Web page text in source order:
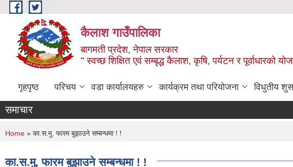
Skip to main content
कैलाश गाउँपालिका
बागमती प्रदेश, नेपाल सरकार
" स्वच्छ शिक्षित एवं सम्बृद्ध कैलाश, कृषि, पर्यटन र पूर्वाधारको
गृहपृष्ठ परिचय वडा कार्यालयहरु कार्यक्रम तथा परियोजना विधुतीय
समाचार
You are here
Home » का.स.मु. फारम बुझाउने सम्बन्धमा ! !
का.स.मु. फारम बुझाउने सम्बन्धमा ! !